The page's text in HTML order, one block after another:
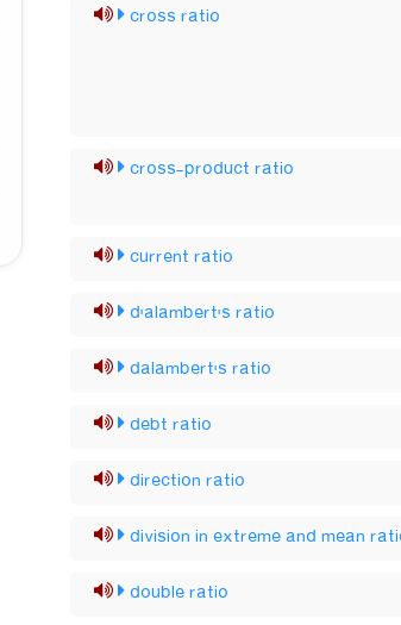
cross ratio
cross-product ratio
current ratio
d'alambert's ratio
dalambert's ratio
debt ratio
direction ratio
division in extreme and mean
double ratio